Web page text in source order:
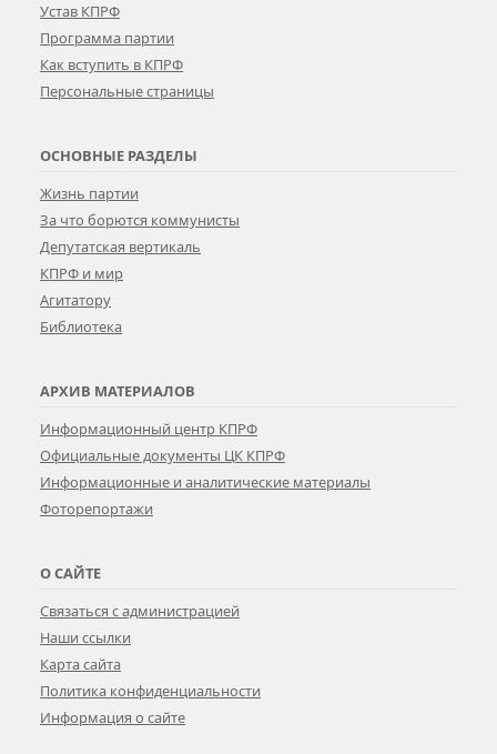
Устав КПРФ
Программа партии
Как вступить в КПРФ
Персональные страницы
ОСНОВНЫЕ РАЗДЕЛЫ
Жизнь партии
За что борются коммунисты
Депутатская вертикаль
КПРФ и мир
Агитатору
Библиотека
АРХИВ МАТЕРИАЛОВ
Информационный центр КПРФ
Официальные документы ЦК КПРФ
Информационные и аналитические материалы
Фоторепортажи
О САЙТЕ
Связаться с администрацией
Наши ссылки
Карта сайта
Политика конфиденциальности
Информация о сайте